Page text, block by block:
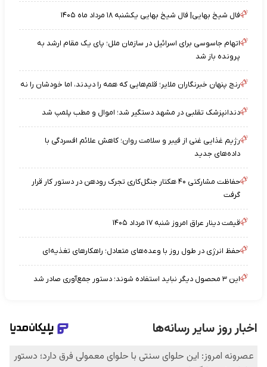
فال شیخ بهایی| فال شیخ بهایی یکشنبه ۱۸ مرداد ماه ۱۴۰۵
اتهام جاسوسی برای اسرائیل در سازمان ملل؛ پای یک مقام ارشد به
پرونده باز شد
رنج پنهان خبرنگاران ملایر؛ قلم‌هایی که همه را دیدند، اما خودشان را نه
دندانپزشک تقلبی در مشهد دستگیر شد؛ اموال و مطب پلمپ شد
رژیم غذایی غنی از فیبر و سلامت روان؛ کاهش علائم افسردگی با
داده‌های جدید
حفاظت مشارکتی ۴۰ هکتار جنگل‌کاری تجرک رودهن در دستور کار قرار
گرفت
قیمت دینار عراق امروز شنبه ۱۷ مرداد ۱۴۰۵
حفظ انرژی در طول روز با وعده‌های متعادل؛ راهکارهای تغذیه‌ای
این ۳ محصول دیگر نباید استفاده شوند؛ دستور جمع‌آوری صادر شد